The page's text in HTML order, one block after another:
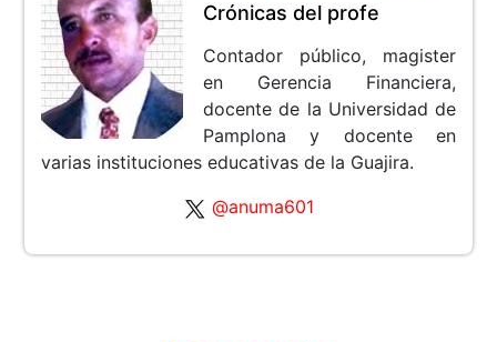
Crónicas del profe
Contador público, magister
en Gerencia Financiera,
docente de la Universidad de
Pamplona y docente en
varias instituciones educativas de la Guajira.
@anuma601